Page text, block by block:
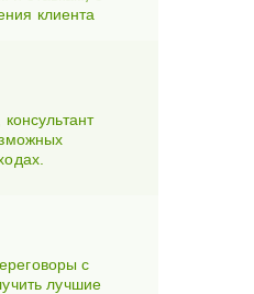
клиента
с
лучшие